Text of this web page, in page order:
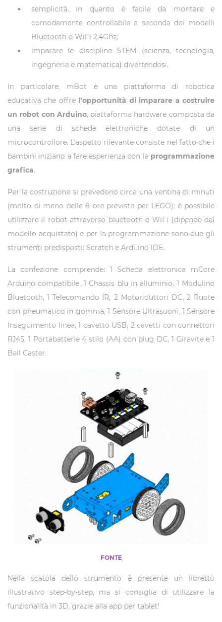
semplicità, in quanto è facile da montare e
comodamente controllabile a seconda dei modelli
Bluetooth o WiFi 2.4Ghz;
imparare le discipline STEM (scienza, tecnologia,
ingegneria e matematica) divertendosi.
In particolare, mBot è una piattaforma di robotica
educativa che offre l’opportunità di imparare a costruire
un robot con Arduino, piattaforma hardware composta da
una serie di schede elettroniche dotate di un
microcontrollore. L’aspetto rilevante consiste nel fatto che i
bambini iniziano a fare esperienza con la programmazione
grafica.
Per la costruzione si prevedono circa una ventina di minuti
(molto di meno delle 8 ore previste per LEGO); è possibile
utilizzare il robot attraverso bluetooth o WiFi (dipende dal
modello acquistato) e per la programmazione sono due gli
strumenti predisposti: Scratch e Arduino IDE.
La confezione comprende: 1 Scheda elettronica mCore
Arduino compatibile, 1 Chassis blu in alluminio, 1 Modulino
Bluetooth, 1 Telecomando IR, 2 Motoriduttori DC, 2 Ruote
con pneumatico in gomma, 1 Sensore Ultrasuoni, 1 Sensore
Inseguimento linea, 1 cavetto USB, 2 cavetti con connettori
RJ45, 1 Portabatterie 4 stilo (AA) con plug DC, 1 Giravite e 1
Ball Caster.
FONTE
Nella scatola dello strumento è presente un libretto
illustrativo step-by-step, ma si consiglia di utilizzare la
funzionalità in 3D, grazie alla app per tablet!